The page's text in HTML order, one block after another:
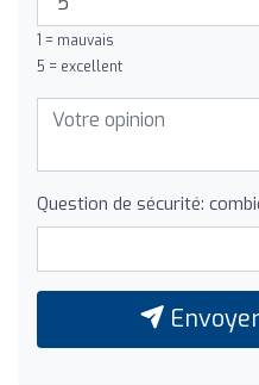
1 = mauvais
5 = excellent
Question de sécurité: